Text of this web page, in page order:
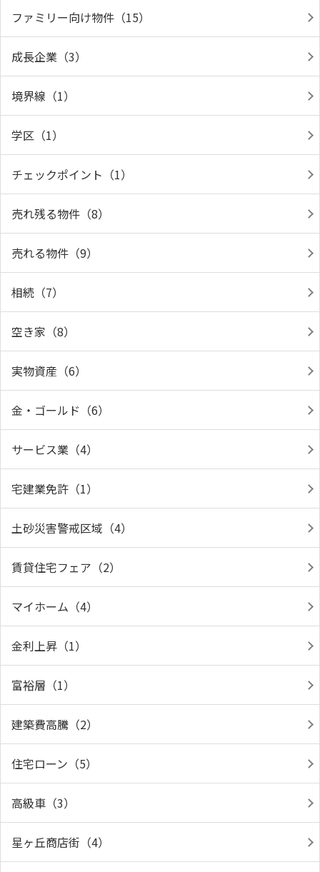
ファミリー向け物件（15）
成長企業（3）
境界線（1）
学区（1）
チェックポイント（1）
売れ残る物件（8）
売れる物件（9）
相続（7）
空き家（8）
実物資産（6）
金・ゴールド（6）
サービス業（4）
宅建業免許（1）
土砂災害警戒区域（4）
賃貸住宅フェア（2）
マイホーム（4）
金利上昇（1）
富裕層（1）
建築費高騰（2）
住宅ローン（5）
高級車（3）
星ヶ丘商店街（4）